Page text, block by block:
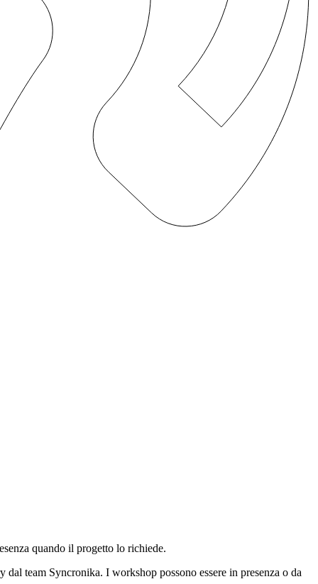
quando il progetto lo richiede.
team Syncronika. I workshop possono essere in presenza o da